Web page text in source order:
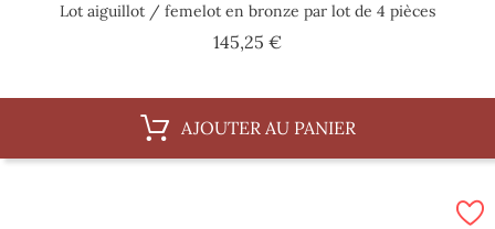
Lot aiguillot / femelot en bronze par lot de 4 pièces
145,25 €Prix
AJOUTER AU PANIER